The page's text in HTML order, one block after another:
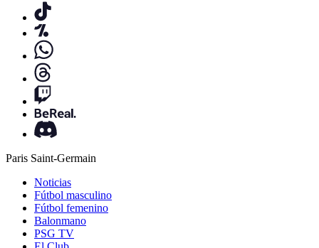
Paris Saint-Germain
Noticias
Fútbol masculino
Fútbol femenino
Balonmano
PSG TV